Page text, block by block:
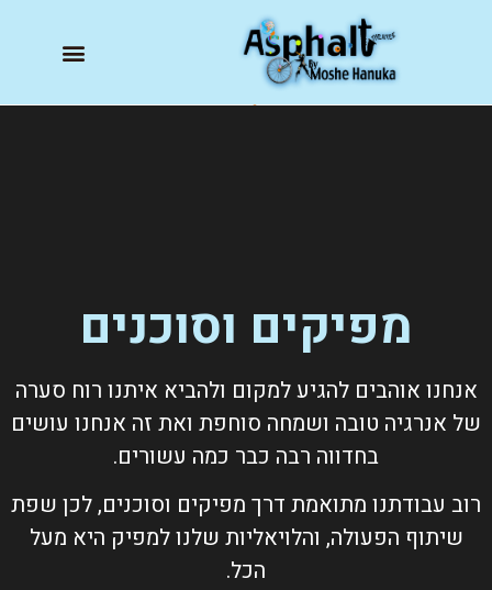
מפיקים וסוכנים
אנחנו אוהבים להגיע למקום ולהביא איתנו רוח סערה
של אנרגיה טובה ושמחה סוחפת ואת זה אנחנו עושים
בחדווה רבה כבר כמה עשורים.
רוב עבודתנו מתואמת דרך מפיקים וסוכנים, לכן שפת
שיתוף הפעולה, והלויאליות שלנו למפיק היא מעל
הכל.